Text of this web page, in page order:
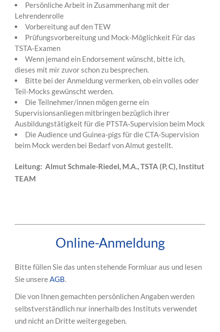
Persönliche Arbeit in Zusammenhang mit der
Lehrendenrolle
Vorbereitung auf den TEW
Prüfungsvorbereitung und Mock-Möglichkeit Für das
TSTA-Examen
Wenn jemand ein Endorsement wünscht, bitte ich,
dieses mit mir zuvor schon zu besprechen.
Bitte bei der Anmeldung vermerken, ob ein volles oder
Teil-Mocks gewünscht werden.
Die Teilnehmer/innen mögen gerne ein
Supervisionsanliegen mitbringen bezüglich ihrer
Ausbildungstätigkeit für die PTSTA-Supervision beim Mock
Die Audience und Guinea-pigs für die CTA-Supervision
beim Mock werden bei Bedarf von Almut gestellt.
Leitung: Almut Schmale-Riedel, M.A., TSTA (P, C), Institut
TEAM
Online-Anmeldung
Bitte füllen Sie das unten stehende Formluar aus und lesen
Sie unsereAGB.
Die von Ihnen gemachten persönlichen Angaben werden
selbstverständlich nur innerhalb des Instituts verwendet
und nicht an Dritte weitergegeben.